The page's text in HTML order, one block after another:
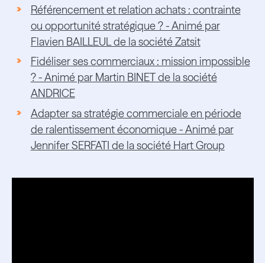
Référencement et relation achats : contrainte
ou opportunité stratégique ? - Animé par
Flavien BAILLEUL de la société Zatsit
Fidéliser ses commerciaux : mission impossible
? - Animé par Martin BINET de la société
ANDRICE
Adapter sa stratégie commerciale en période
de ralentissement économique - Animé par
Jennifer SERFATI de la société Hart Group